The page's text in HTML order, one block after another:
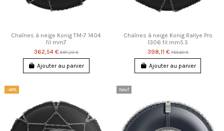
Chaînes à neige Konig TM-7 1404
fil mm7
362,54 €697,20 €
Ajouter au panier
Chaînes à neige Konig Rallye Pro
1306 fil mm5.5
398,11 €765,60 €
Ajouter au panier
-48% Neuf